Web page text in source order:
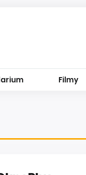
Filmy